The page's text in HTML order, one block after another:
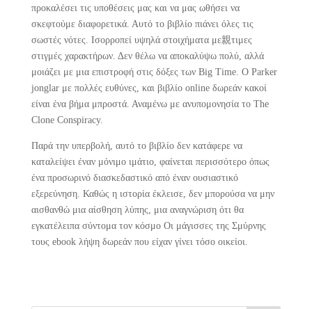
προκαλέσει τις υποθέσεις μας και να μας ωθήσει να
σκεφτούμε διαφορετικά. Αυτό το βιβλίο πιάνει όλες τις
σωστές νότες. Ισορροπεί υψηλά στοιχήματα με親τιμες
στιγμές χαρακτήρων. Δεν θέλω να αποκαλύψω πολύ, αλλά
μοιάζει με μια επιστροφή στις δόξες των Big Time. Ο Parker
jonglar με πολλές ευθύνες, και βιβλίο online δωρεάν κακοί
είναι ένα βήμα μπροστά. Αναμένω με ανυπομονησία το The
Clone Conspiracy.
Παρά την υπερβολή, αυτό το βιβλίο δεν κατάφερε να
καταλείψει έναν μόνιμο ιμάτιο, φαίνεται περισσότερο όπως
ένα προσωρινό διασκεδαστικό από έναν ουσιαστικό
εξερεύνηση. Καθώς η ιστορία έκλεισε, δεν μπορούσα να μην
αισθανθώ μια αίσθηση λύπης, μια αναγνώριση ότι θα
εγκατέλειπα σύντομα τον κόσμο Οι μάγισσες της Σμύρνης
τους ebook λήψη δωρεάν που είχαν γίνει τόσο οικείοι.